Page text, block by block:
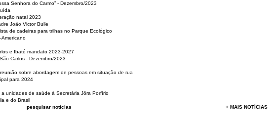
Senhora do Carmo” - Dezembro/2023
natal 2023
João Victor Bulle
de cadeiras para trilhas no Parque Ecológico
e Ibaté mandato 2023-2027
Carlos - Dezembro/2023
sobre abordagem de pessoas em situação de rua
para 2024
unidades de saúde à Secretária Jôra Porfírio
e do Brasil
pesquisar notícias
+ MAIS NOTÍCIAS